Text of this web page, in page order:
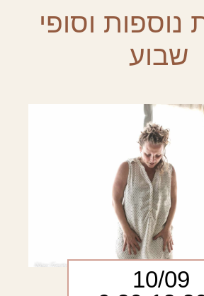
נוספות וסופי
שבוע
10/09